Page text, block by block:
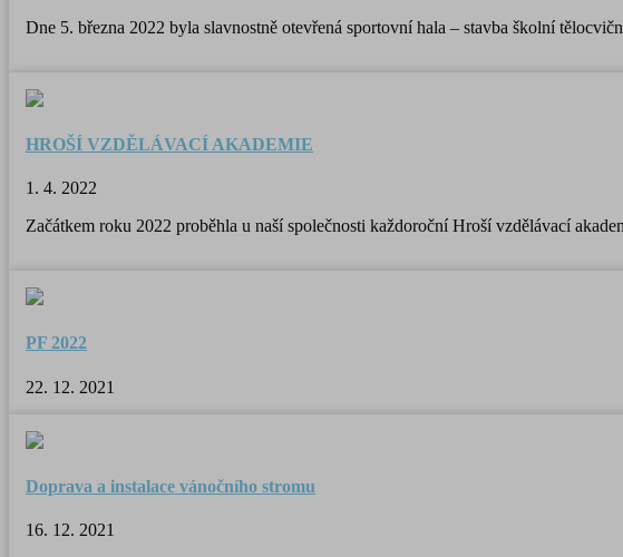
Dne 5. března 2022 byla slavnostně otevřená sportovní hala – stavba školní
HROŠÍ VZDĚLÁVACÍ AKADEMIE
1. 4. 2022
Začátkem roku 2022 proběhla u naší společnosti každoroční Hroší vzdělávací
PF 2022
22. 12. 2021
Doprava a instalace vánočního stromu
16. 12. 2021